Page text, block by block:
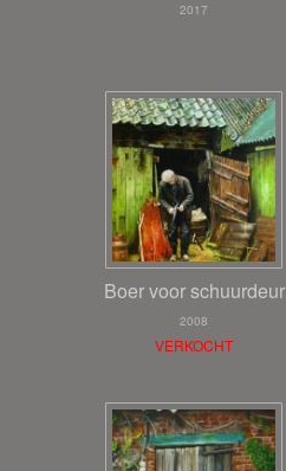
2017
Boer voor schuurdeur
2008
VERKOCHT